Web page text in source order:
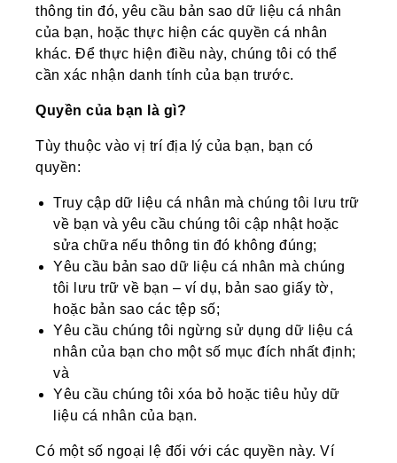
thông tin đó, yêu cầu bản sao dữ liệu cá nhân
của bạn, hoặc thực hiện các quyền cá nhân
khác. Để thực hiện điều này, chúng tôi có thể
cần xác nhận danh tính của bạn trước.
Quyền của bạn là gì?
Tùy thuộc vào vị trí địa lý của bạn, bạn có
quyền:
Truy cập dữ liệu cá nhân mà chúng tôi lưu trữ
về bạn và yêu cầu chúng tôi cập nhật hoặc
sửa chữa nếu thông tin đó không đúng;
Yêu cầu bản sao dữ liệu cá nhân mà chúng
tôi lưu trữ về bạn – ví dụ, bản sao giấy tờ,
hoặc bản sao các tệp số;
Yêu cầu chúng tôi ngừng sử dụng dữ liệu cá
nhân của bạn cho một số mục đích nhất định;
và
Yêu cầu chúng tôi xóa bỏ hoặc tiêu hủy dữ
liệu cá nhân của bạn.
Có một số ngoại lệ đối với các quyền này. Ví